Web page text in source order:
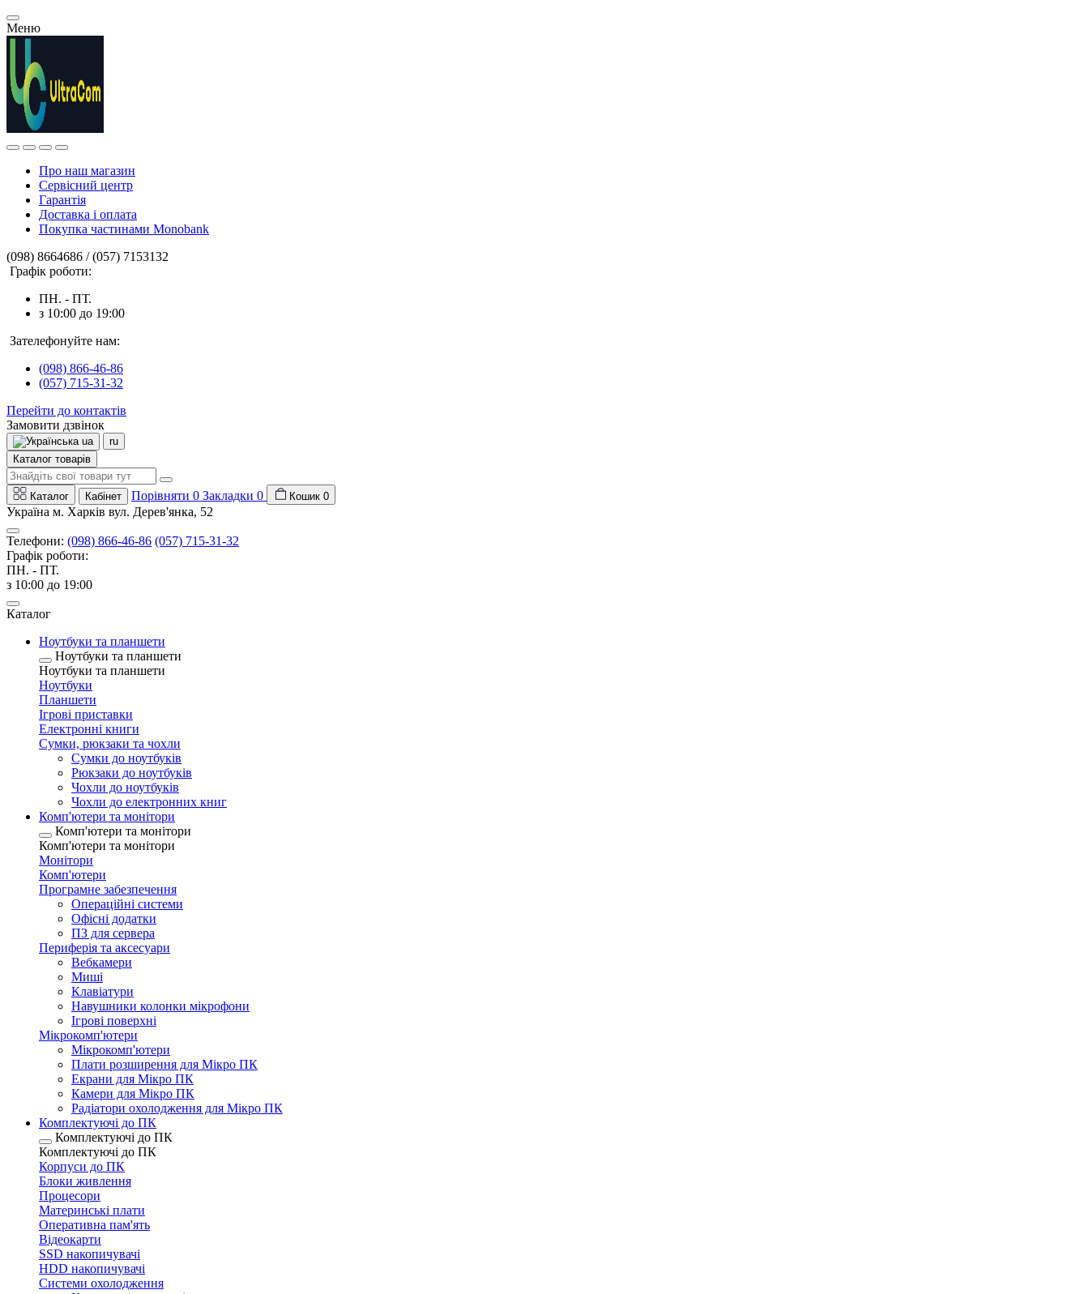
Меню
Про наш магазин
Сервісний центр
Гарантія
Доставка і оплата
Покупка частинами Monobank
(098) 8664686 / (057) 7153132
Графік роботи:
ПН. - ПТ.
з 10:00 до 19:00
Зателефонуйте нам:
(098) 866-46-86
(057) 715-31-32
Перейти до контактів
Замовити дзвінок
ua
ru
Каталог товарів
Каталог Кабінет Порівняти 0 Закладки 0 Кошик 0
Україна м. Харків вул. Дерев'янка, 52
Телефони: (098) 866-46-86 (057) 715-31-32
Графік роботи:
ПН. - ПТ.
з 10:00 до 19:00
Каталог
Ноутбуки та планшети
Ноутбуки та планшети
Ноутбуки та планшети
Ноутбуки
Планшети
Ігрові приставки
Електронні книги
Сумки, рюкзаки та чохли
Сумки до ноутбуків
Рюкзаки до ноутбуків
Чохли до ноутбуків
Чохли до електронних книг
Комп'ютери та монітори
Комп'ютери та монітори
Комп'ютери та монітори
Монітори
Комп'ютери
Програмне забезпечення
Операційні системи
Офісні додатки
ПЗ для сервера
Периферія та аксесуари
Вебкамери
Миші
Клавіатури
Навушники колонки мікрофони
Ігрові поверхні
Мікрокомп'ютери
Мікрокомп'ютери
Плати розширення для Мікро ПК
Екрани для Мікро ПК
Камери для Мікро ПК
Радіатори охолодження для Мікро ПК
Комплектуючі до ПК
Комплектуючі до ПК
Комплектуючі до ПК
Корпуси до ПК
Блоки живлення
Процесори
Материнські плати
Оперативна пам'ять
Відеокарти
SSD накопичувачі
HDD накопичувачі
Системи охолодження